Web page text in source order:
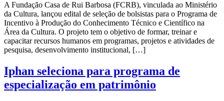
A Fundação Casa de Rui Barbosa (FCRB), vinculada ao Ministério
da Cultura, lançou edital de seleção de bolsistas para o Programa de
Incentivo à Produção do Conhecimento Técnico e Científico na
Área da Cultura. O projeto tem o objetivo de formar, treinar e
capacitar recursos humanos em programas, projetos e atividades de
pesquisa, desenvolvimento institucional, […]
Iphan seleciona para programa de
especialização em patrimônio